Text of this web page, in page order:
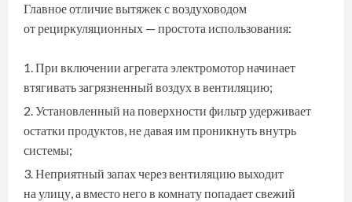
Главное отличие вытяжек с воздуховодом
от рециркуляционных — простота использования:
При включении агрегата электромотор начинает
втягивать загрязненный воздух в вентиляцию;
Установленный на поверхности фильтр удерживает
остатки продуктов, не давая им проникнуть внутрь
системы;
Неприятный запах через вентиляцию выходит
на улицу, а вместо него в комнату попадает свежий